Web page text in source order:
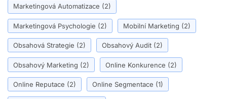
Marketingová Automatizace (2)
Marketingová Psychologie (2) Mobilní Marketing (2)
Obsahová Strategie (2) Obsahový Audit (2)
Obsahový Marketing (2) Online Konkurence (2)
Online Reputace (2) Online Segmentace (1)